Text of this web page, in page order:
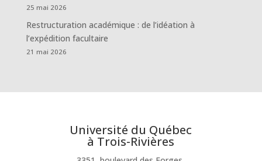
25 mai 2026
Restructuration académique : de l’idéation à
l’expédition facultaire
21 mai 2026
Université du Québec
à Trois-Rivières